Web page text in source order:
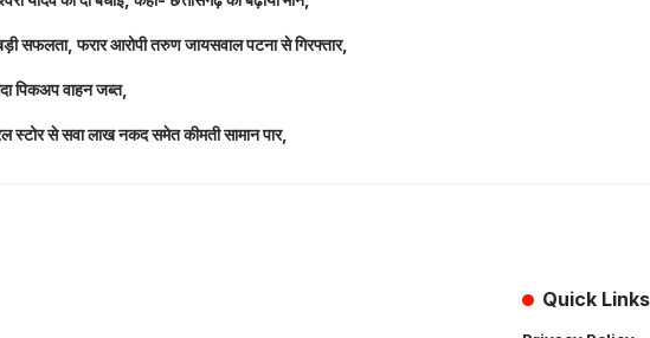
सफलता, फरार आरोपी तरुण जायसवाल पटना से गिरफ्तार,
पिकअप वाहन जब्त,
स्टोर से सवा लाख नकद समेत कीमती सामान पार,
Quick Links